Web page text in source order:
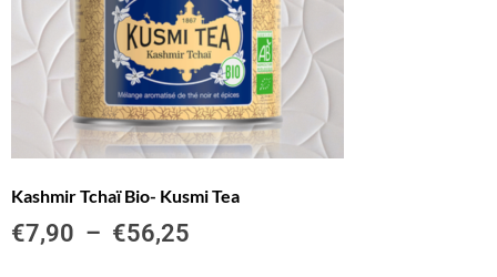
Kashmir Tchaï Bio- Kusmi Tea
€7,90 – €56,25